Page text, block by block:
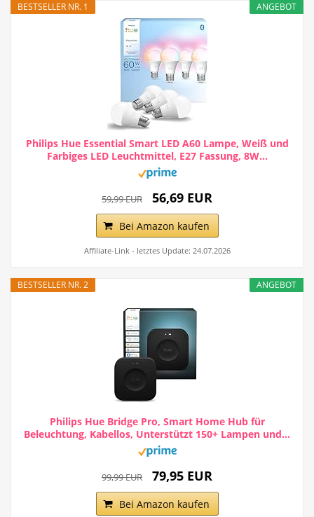
ANGEBOT
BESTSELLER NR. 1
Philips Hue Essential Smart LED A60 Lampe, Weiß und
Farbiges LED Leuchtmittel, E27 Fassung, 8W...
59,99 EUR 56,69 EUR
Bei Amazon kaufen
Affiliate-Link - letztes Update: 24.07.2026
ANGEBOT
BESTSELLER NR. 2
Philips Hue Bridge Pro, Smart Home Hub für
Beleuchtung, Kabellos, Unterstützt 150+ Lampen und...
99,99 EUR 79,95 EUR
Bei Amazon kaufen